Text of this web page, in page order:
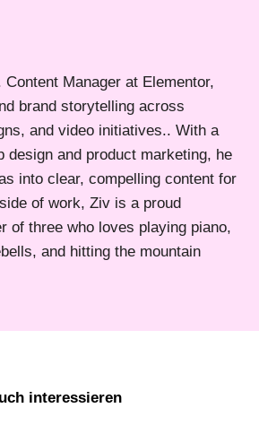
Manager at Elementor,
brand storytelling across
and video initiatives.. With a
design and product marketing, he
into clear, compelling content for
of work, Ziv is a proud
of three who loves playing piano,
and hitting the mountain
interessieren